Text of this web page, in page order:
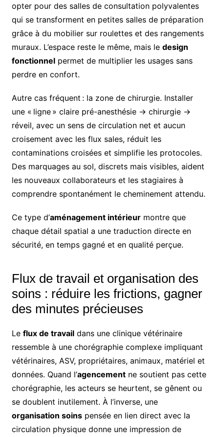
opter pour des salles de consultation polyvalentes
qui se transforment en petites salles de préparation
grâce à du mobilier sur roulettes et des rangements
muraux. L’espace reste le même, mais le design
fonctionnelpermet de multiplier les usages sans
perdre en confort.
Autre cas fréquent : la zone de chirurgie. Installer
une « ligne » claire pré-anesthésie → chirurgie →
réveil, avec un sens de circulation net et aucun
croisement avec les flux sales, réduit les
contaminations croisées et simplifie les protocoles.
Des marquages au sol, discrets mais visibles, aident
les nouveaux collaborateurs et les stagiaires à
comprendre spontanément le cheminement attendu.
Ce type d’aménagement intérieurmontre que
chaque détail spatial a une traduction directe en
sécurité, en temps gagné et en qualité perçue.
Flux de travail et organisation des
soins : réduire les frictions, gagner
des minutes précieuses
Le flux de travaildans une clinique vétérinaire
ressemble à une chorégraphie complexe impliquant
vétérinaires, ASV, propriétaires, animaux, matériel et
données. Quand l’agencementne soutient pas cette
chorégraphie, les acteurs se heurtent, se gênent ou
se doublent inutilement. À l’inverse, une
organisation soinspensée en lien direct avec la
circulation physique donne une impression de